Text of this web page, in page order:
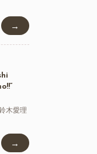
→
木愛理
→